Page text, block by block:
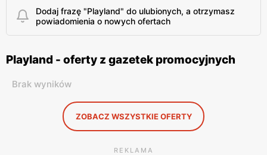
Dodaj frazę "Playland" do ulubionych, a otrzymasz
powiadomienia o nowych ofertach
Playland - oferty z gazetek promocyjnych
Brak wyników
ZOBACZ WSZYSTKIE OFERTY
REKLAMA